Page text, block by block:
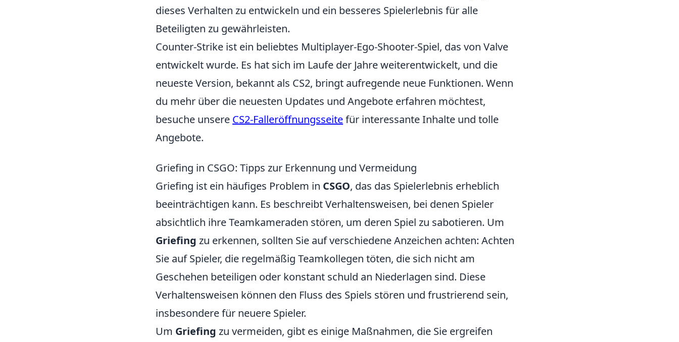
dieses Verhalten zu entwickeln und ein besseres Spielerlebnis für alle
Beteiligten zu gewährleisten.
Counter-Strike ist ein beliebtes Multiplayer-Ego-Shooter-Spiel, das von Valve
entwickelt wurde. Es hat sich im Laufe der Jahre weiterentwickelt, und die
neueste Version, bekannt als CS2, bringt aufregende neue Funktionen. Wenn
du mehr über die neuesten Updates und Angebote erfahren möchtest,
besuche unsere CS2-Falleröffnungsseitefür interessante Inhalte und tolle
Angebote.
Griefing in CSGO: Tipps zur Erkennung und Vermeidung
Griefing ist ein häufiges Problem in CSGO, das das Spielerlebnis erheblich
beeinträchtigen kann. Es beschreibt Verhaltensweisen, bei denen Spieler
absichtlich ihre Teamkameraden stören, um deren Spiel zu sabotieren. Um
Griefing zu erkennen, sollten Sie auf verschiedene Anzeichen achten: Achten
Sie auf Spieler, die regelmäßig Teamkollegen töten, die sich nicht am
Geschehen beteiligen oder konstant schuld an Niederlagen sind. Diese
Verhaltensweisen können den Fluss des Spiels stören und frustrierend sein,
insbesondere für neuere Spieler.
Um Griefing zu vermeiden, gibt es einige Maßnahmen, die Sie ergreifen